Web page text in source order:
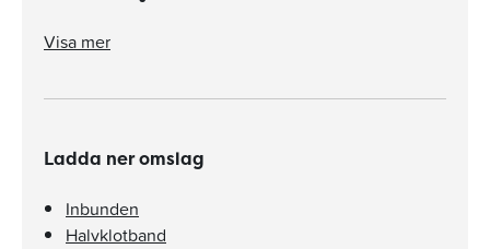
Visa mer
Ladda ner omslag
Inbunden
Halvklotband